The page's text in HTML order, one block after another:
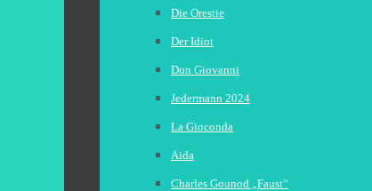
Die Orestie
Der Idiot
Don Giovanni
Jedermann 2024
La Gioconda
Aida
Charles Gounod „Faust“